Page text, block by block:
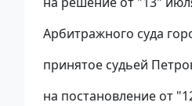
Арбитражного суда
принятое судьей
на постановление от